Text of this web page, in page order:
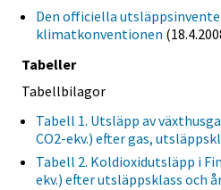
Den officiella
klimatkonventionen
Tabeller
Tabellbilagor
Tabell 1. Utsläpp av
CO2-ekv.) efter gas,
Tabell 2. Koldioxidutsläpp i
ekv.) efter utsläppsklass och